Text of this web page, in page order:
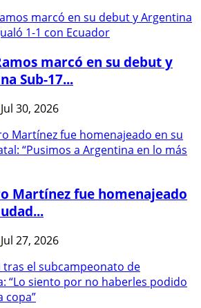
marcó en su debut y
Sub-17...
Jul 30, 2026
Martínez fue homenajeado
Jul 27, 2026